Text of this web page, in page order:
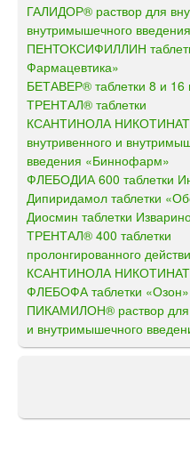
ГАЛИДОР® раствор для
внутримышечного введения
ПЕНТОКСИФИЛЛИН
Фармацевтика»
БЕТАВЕР® таблетки 8 и 16
ТРЕНТАЛ® таблетки
КСАНТИНОЛА НИКОТИНАТ
внутривенного и
введения «Биннофарм»
ФЛЕБОДИА 600 таблетки
Дипиридамол таблетки
Диосмин таблетки
ТРЕНТАЛ® 400 таблетки
пролонгированного
КСАНТИНОЛА НИКОТИНАТ-
ФЛЕБОФА таблетки «Озон»
ПИКАМИЛОН® раствор для
и внутримышечного